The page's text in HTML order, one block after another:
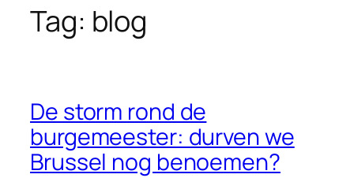
Tag: blog
De storm rond de
burgemeester: durven we
Brussel nog benoemen?